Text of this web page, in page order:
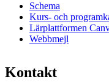
Schema
Kurs- och
Lärplattformen
Webbmejl
Kontakt